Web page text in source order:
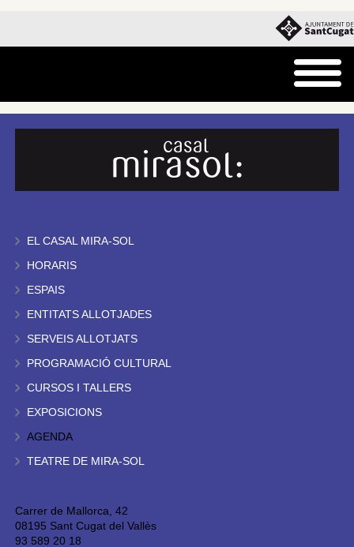
EL CASAL MIRA-SOL
HORARIS
ESPAIS
ENTITATS ALLOTJADES
SERVEIS ALLOTJATS
PROGRAMACIÓ CULTURAL
CURSOS I TALLERS
EXPOSICIONS
AGENDA
TEATRE DE MIRA-SOL
Carrer de Mallorca, 42
08195 Sant Cugat del Vallès
93 589 20 18